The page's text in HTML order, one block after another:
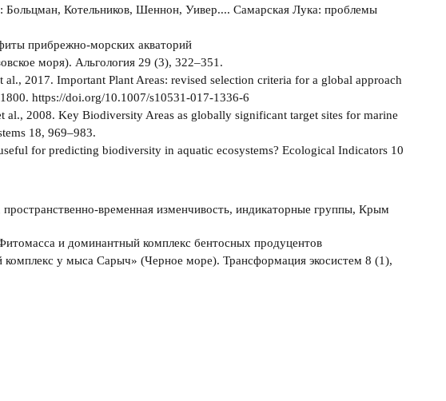
Котельников, Шеннон, Уивер.... Самарская Лука: проблемы
прибрежно-морских акваторий
моря). Альгология 29 (3), 322–351.
2017. Important Plant Areas: revised selection criteria for a global approach
https://doi.org/10.1007/s10531-017-1336-6
al., 2008. Key Biodiversity Areas as globally significant target sites for marine
18, 969–983.
for predicting biodiversity in aquatic ecosystems? Ecological Indicators 10
временная изменчивость, индикаторные группы, Крым
и доминантный комплекс бентосных продуцентов
у мыса Сарыч» (Черное море). Трансформация экосистем 8 (1),